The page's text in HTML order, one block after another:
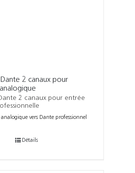
2 canaux pour
2 canaux pour entrée
vers Dante professionnel
Détails